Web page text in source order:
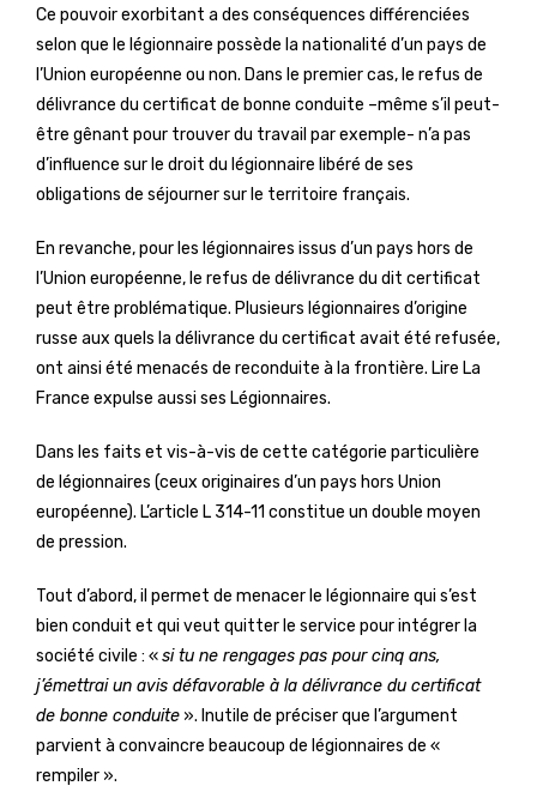
Ce pouvoir exorbitant a des conséquences différenciées
selon que le légionnaire possède la nationalité d’un pays de
l’Union européenne ou non. Dans le premier cas, le refus de
délivrance du certificat de bonne conduite –même s’il peut-
être gênant pour trouver du travail par exemple- n’a pas
d’influence sur le droit du légionnaire libéré de ses
obligations de séjourner sur le territoire français.
En revanche, pour les légionnaires issus d’un pays hors de
l’Union européenne, le refus de délivrance du dit certificat
peut être problématique. Plusieurs légionnaires d’origine
russe aux quels la délivrance du certificat avait été refusée,
ont ainsi été menacés de reconduite à la frontière. Lire La
France expulse aussi ses Légionnaires.
Dans les faits et vis-à-vis de cette catégorie particulière
de légionnaires (ceux originaires d’un pays hors Union
européenne). L’article L 314-11 constitue un double moyen
de pression.
Tout d’abord, il permet de menacer le légionnaire qui s’est
bien conduit et qui veut quitter le service pour intégrer la
société civile : «si tu ne rengages pas pour cinq ans,
j’émettrai un avis défavorable à la délivrance du certificat
de bonne conduite ». Inutile de préciser que l’argument
parvient à convaincre beaucoup de légionnaires de «
rempiler ».